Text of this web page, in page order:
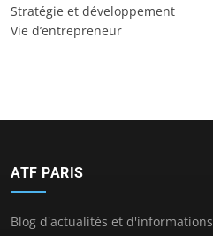
Stratégie et développement
Vie d’entrepreneur
ATF PARIS
Blog d'actualités et d'informations